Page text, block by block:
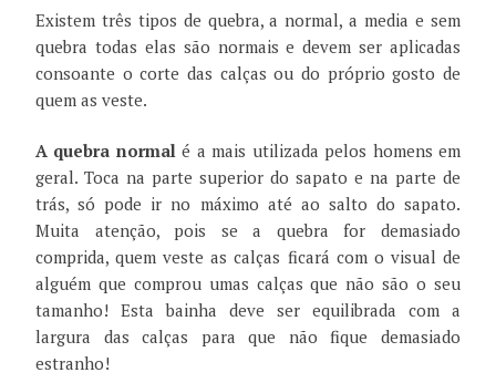
Existem três tipos de quebra, a normal, a media e sem
quebra todas elas são normais e devem ser aplicadas
consoante o corte das calças ou do próprio gosto de
quem as veste.
A quebra normalé a mais utilizada pelos homens em
geral. Toca na parte superior do sapato e na parte de
trás, só pode ir no máximo até ao salto do sapato.
Muita atenção, pois se a quebra for demasiado
comprida, quem veste as calças ficará com o visual de
alguém que comprou umas calças que não são o seu
tamanho! Esta bainha deve ser equilibrada com a
largura das calças para que não fique demasiado
estranho!